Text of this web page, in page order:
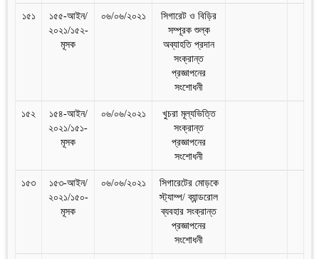
১৫১
১৫৫-আইন/
২০২১/১৫২-
মূসক
০৬/০৬/২০২১
সিগারেট ও বিড়ির
সম্পূরক শুল্ক
অব্যাহতি প্রদান
সংক্রান্ত
প্রজ্ঞাপনের
সংশোধনী
১৫২
১৫৪-আইন/
২০২১/১৫১-
মূসক
০৬/০৬/২০২১
খুচরা মূল্যভিত্তি
সংক্রান্ত
প্রজ্ঞাপনের
সংশোধনী
১৫৩
১৫৩-আইন/
২০২১/১৫০-
মূসক
০৬/০৬/২০২১
সিগারেটের মোড়কে
স্ট্যাম্প/ ব্যান্ডরোল
ব্যবহার সংক্রান্ত
প্রজ্ঞাপনের
সংশোধনী